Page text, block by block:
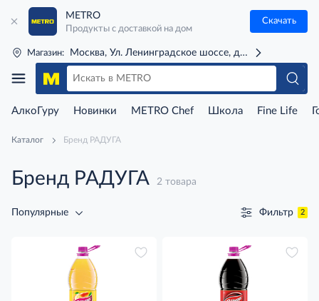
METRO
Продукты с доставкой на дом
Скачать
Магазин: Москва, Ул. Ленинградское шоссе, д. 71Г (м. Речной
АлкоГуру Новинки METRO Chef Школа Fine Life
Каталог Бренд РАДУГА
Бренд РАДУГА 2 товара
Популярные Фильтр 2